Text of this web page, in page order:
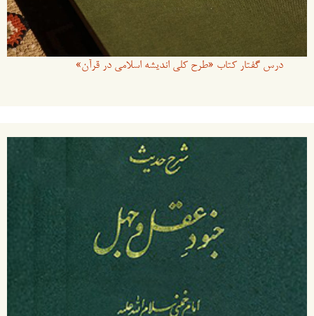
درس گفتار کتاب «طرح کلی اندیشه اسلامی در قرآن»